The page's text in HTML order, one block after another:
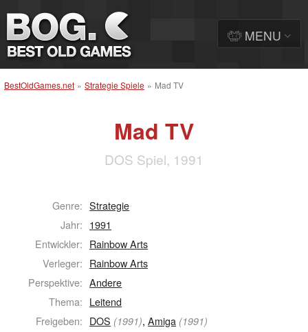
BestOldGames.net » Strategie Spiele » Mad TV
Mad TV
DOS Spiel, 1991
Genre: Strategie
Jahr: 1991
Entwickler: Rainbow Arts
Verleger: Rainbow Arts
Perspektive: Andere
Thema: Leitend
Freigeben: DOS (1991),Amiga (1991)
MENU